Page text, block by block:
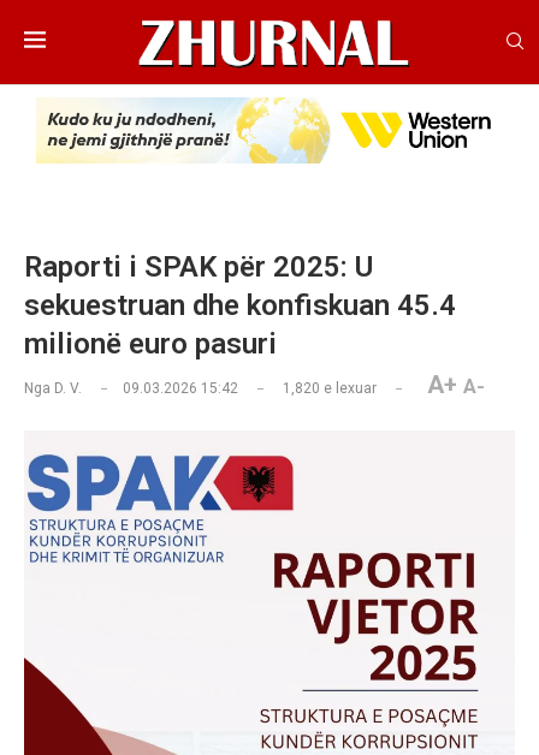
Raporti i SPAK për 2025: U
sekuestruan dhe konfiskuan 45.4
milionë euro pasuri
Nga D. V. 09.03.2026 15:42 1,820 e lexuar A+ A-